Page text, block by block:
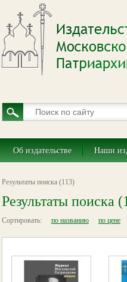
Об издательстве Наши
Результаты поиска (113)
Результаты поиска
Сортировать: по названию по цене